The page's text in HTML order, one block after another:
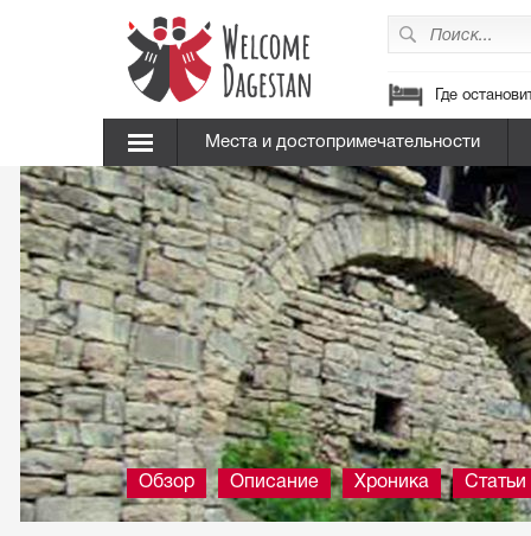
Где
Места и достопримечательности
Обзор Описание Хроника Статьи